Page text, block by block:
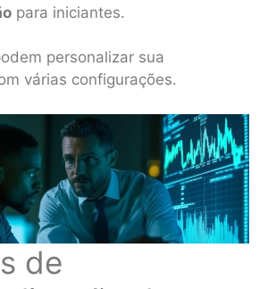
para iniciantes.
personalizar sua
várias configurações.
de